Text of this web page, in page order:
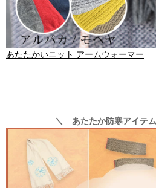
あたたかいニット アームウォーマー
＼ あたたか防寒アイテ